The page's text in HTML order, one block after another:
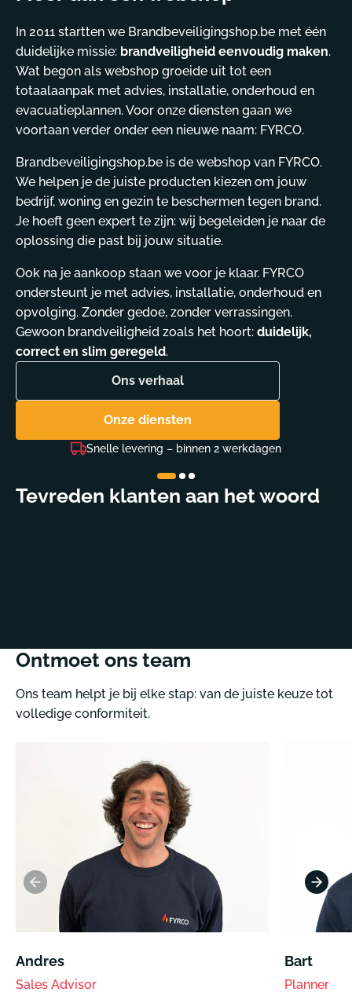
In 2011 startten we Brandbeveiligingshop.be met één
duidelijke missie: brandveiligheid eenvoudig maken.
Wat begon als webshop groeide uit tot een
totaalaanpak met advies, installatie, onderhoud en
evacuatieplannen. Voor onze diensten gaan we
voortaan verder onder een nieuwe naam: FYRCO.
Brandbeveiligingshop.be is de webshop van FYRCO.
We helpen je de juiste producten kiezen om jouw
bedrijf, woning en gezin te beschermen tegen brand.
Je hoeft geen expert te zijn: wij begeleiden je naar de
oplossing die past bij jouw situatie.
Ook na je aankoop staan we voor je klaar. FYRCO
ondersteunt je met advies, installatie, onderhoud en
opvolging. Zonder gedoe, zonder verrassingen.
Gewoon brandveiligheid zoals het hoort: duidelijk,
correct en slim geregeld.
Ons verhaal
Onze diensten
levering – binnen 2 werkdagen
Tevreden klanten aan het woord
Ontmoet ons team
Ons team helpt je bij elke stap: van de juiste keuze tot
volledige conformiteit.
Andres
Sales Advisor
Bart
Planner